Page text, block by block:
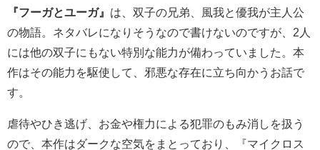
『フーガとユーガ』 は、双子の兄弟、風我と優我が主人公
の物語。ネタバレになりそうなので書けないのですが、2人
には他の双子にもない特別な能力が備わっていました。本
作はその能力を駆使して、邪悪な存在に立ち向かうお話で
す。
虐待やひき逃げ、お金や権力による犯罪のもみ消しを扱う
ので、本作はダークな空気をまとっており、『マイクロス